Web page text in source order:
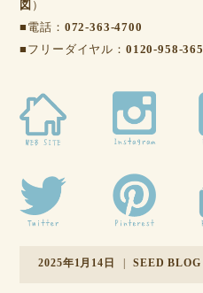
図 ）
■電話： 072-363-4700
■フリーダイヤル： 0120-958-365
2025年1月14日 | SEED BLOG